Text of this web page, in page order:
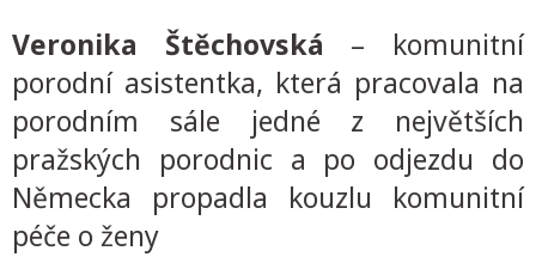
Veronika Štěchovská – komunitní
porodní asistentka, která pracovala na
porodním sále jedné z největších
pražských porodnic a po odjezdu do
Německa propadla kouzlu komunitní
péče o ženy